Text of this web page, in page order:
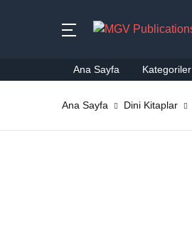
Ana Sayfa Kategoriler
Ana Sayfa Dini Kitaplar